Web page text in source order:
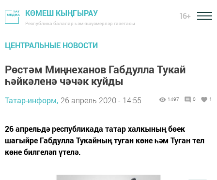
КӨМЕШ КЫҢГЫРАУ
Республика балалар һәм яшүсмерләр газетасы
16+
ЦЕНТРАЛЬНЫЕ НОВОСТИ
Рөстәм Миңнеханов Габдулла Тукай
һәйкәленә чәчәк куйды
Татар-информ, 26 апрель 2020 - 14:55 1497 0 1
26 апрельдә республикада татар халкының бөек
шагыйре Габдулла Тукайның туган көне һәм Туган тел
көне билгеләп үтелә.